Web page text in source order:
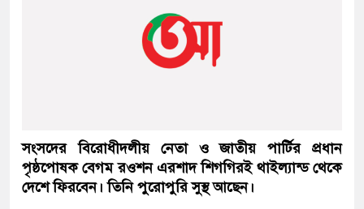
সংসদের বিরোধীদলীয় নেতা ও জাতীয় পার্টির প্রধান
পৃষ্ঠপোষক বেগম রওশন এরশাদ শিগগিরই থাইল্যান্ড থেকে
দেশে ফিরবেন। তিনি পুরোপুরি সুস্থ আছেন।